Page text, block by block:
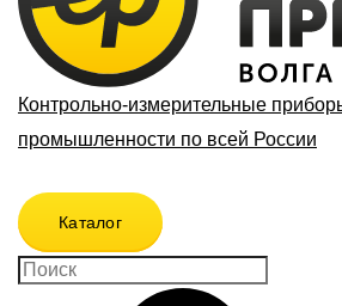
Контрольно-измерительные
промышленности по всей России
Каталог